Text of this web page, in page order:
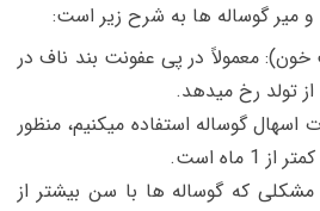
گوساله ها به شرح زیر است:
معمولاً در پی عفونت بند ناف در
از تولد رخ میدهد.
اسهال گوساله استفاده میکنیم، منظور
ماه است.
که گوساله ها با سن بیشتر از